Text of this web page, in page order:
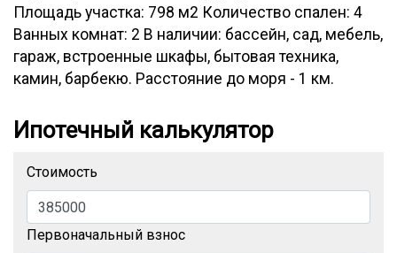
Площадь участка: 798 м2 Количество спален: 4
Ванных комнат: 2 В наличии: бассейн, сад, мебель,
гараж, встроенные шкафы, бытовая техника,
камин, барбекю. Расстояние до моря - 1 км.
Ипотечный калькулятор
Стоимость
Первоначальный взнос